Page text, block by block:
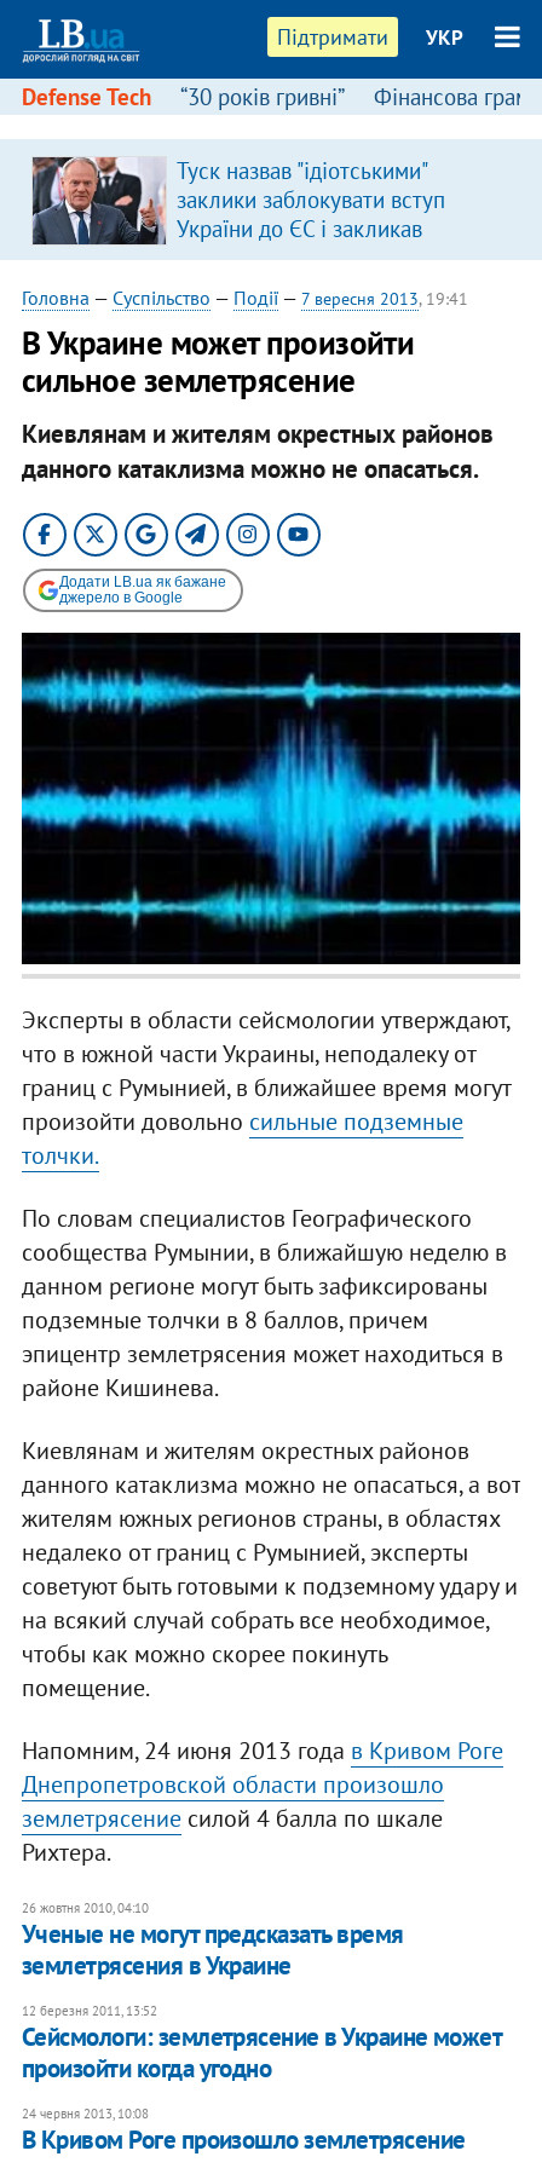
Підтримати УКР
Defense Tech “30 років гривні” Фінансова
Туск назвав "ідіотськими"
заклики заблокувати вступ
України до ЄС і закликав
припинити антиукраїнську
риторику
Головна — Суспільство — Події— 7 вересня 2013, 19:41
В Украине может произойти
сильное землетрясение
Киевлянам и жителям окрестных районов
данного катаклизма можно не опасаться.
Додати LB.ua як бажане
джерело в Google
Эксперты в области сейсмологии утверждают,
что в южной части Украины, неподалеку от
границ с Румынией, в ближайшее время могут
произойти довольно сильные подземные
толчки.
По словам специалистов Географического
сообщества Румынии, в ближайшую неделю в
данном регионе могут быть зафиксированы
подземные толчки в 8 баллов, причем
эпицентр землетрясения может находиться в
районе Кишинева.
Киевлянам и жителям окрестных районов
данного катаклизма можно не опасаться, а вот
жителям южных регионов страны, в областях
недалеко от границ с Румынией, эксперты
советуют быть готовыми к подземному удару и
на всякий случай собрать все необходимое,
чтобы как можно скорее покинуть
помещение.
Напомним, 24 июня 2013 года в Кривом Роге
Днепропетровской области произошло
землетрясениесилой 4 балла по шкале
Рихтера.
26 жовтня 2010, 04:10
Ученые не могут предсказать время
землетрясения в Украине
12 березня 2011, 13:52
Сейсмологи: землетрясение в Украине может
произойти когда угодно
24 червня 2013, 10:08
В Кривом Роге произошло землетрясение